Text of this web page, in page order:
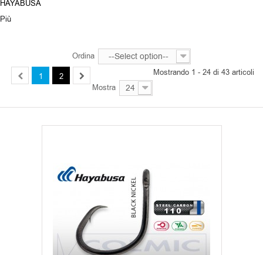
HAYABUSA
Più
Ordina --Select option--
1 2
Mostrando 1 - 24 di 43 articoli
Mostra
24